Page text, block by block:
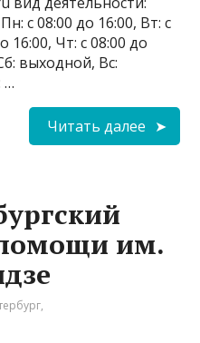
с 08:00 до 16:00, Вт: с
16:00, Чт: с 08:00 до
выходной, Вс:
…
Читать далее
им.
,